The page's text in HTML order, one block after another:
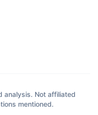
Not affiliated
mentioned.